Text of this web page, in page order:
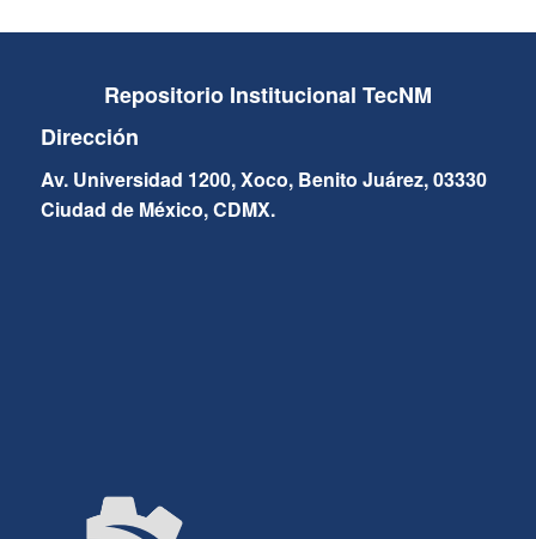
Repositorio Institucional TecNM
Dirección
Av. Universidad 1200, Xoco, Benito Juárez, 03330
Ciudad de México, CDMX.